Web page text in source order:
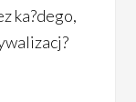
ka?dego,